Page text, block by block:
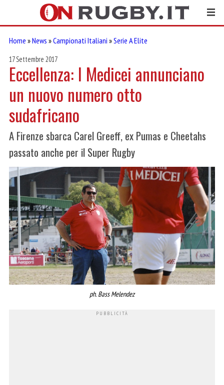
Home »News »Campionati Italiani »Serie A Elite
17 Settembre 2017
Eccellenza: I Medicei annunciano
un nuovo numero otto
sudafricano
A Firenze sbarca Carel Greeff, ex Pumas e Cheetahs
passato anche per il Super Rugby
ph. Bass Melendez